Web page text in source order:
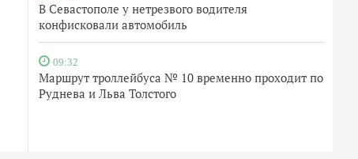
В Севастополе у нетрезвого водителя
конфисковали автомобиль
09:32
Маршрут троллейбуса № 10 временно проходит по
Руднева и Льва Толстого